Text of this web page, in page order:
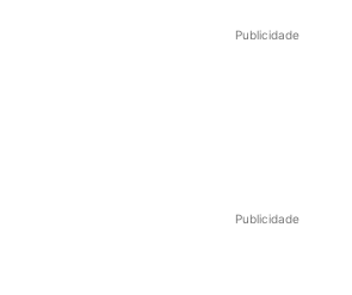
Publicidade
Publicidade